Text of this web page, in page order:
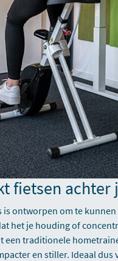
fietsen achter
is ontworpen om te
het je houding of
een traditionele
en stiller. Ideaal